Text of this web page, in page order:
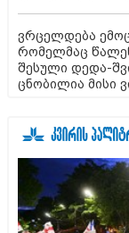
ვრცელდება
რომელმაც
შესული დედა-
ცნობილია მისი